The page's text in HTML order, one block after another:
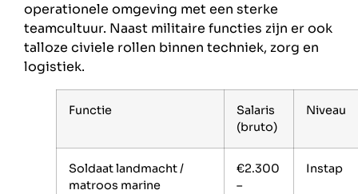
operationele omgeving met een sterke
teamcultuur. Naast militaire functies zijn er ook
talloze civiele rollen binnen techniek, zorg en
logistiek.
Functie
Salaris
(bruto)
Niveau
Soldaat landmacht /
matroos marine
€2.300
–
Instap